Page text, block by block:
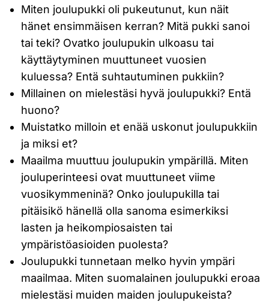
Miten joulupukki oli pukeutunut, kun näit
hänet ensimmäisen kerran? Mitä pukki sanoi
tai teki? Ovatko joulupukin ulkoasu tai
käyttäytyminen muuttuneet vuosien
kuluessa? Entä suhtautuminen pukkiin?
Millainen on mielestäsi hyvä joulupukki? Entä
huono?
Muistatko milloin et enää uskonut joulupukkiin
ja miksi et?
Maailma muuttuu joulupukin ympärillä. Miten
jouluperinteesi ovat muuttuneet viime
vuosikymmeninä? Onko joulupukilla tai
pitäisikö hänellä olla sanoma esimerkiksi
lasten ja heikompiosaisten tai
ympäristöasioiden puolesta?
Joulupukki tunnetaan melko hyvin ympäri
maailmaa. Miten suomalainen joulupukki eroaa
mielestäsi muiden maiden joulupukeista?